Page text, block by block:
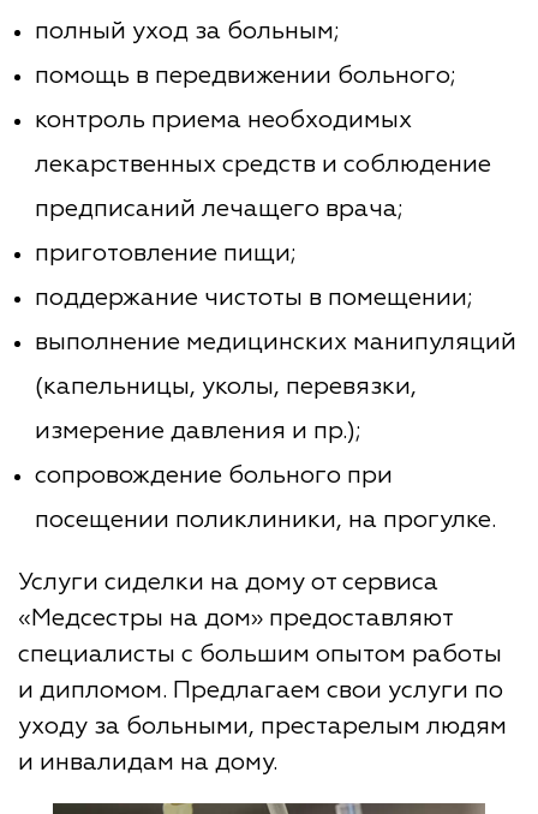
полный уход за больным;
помощь в передвижении больного;
контроль приема необходимых
лекарственных средств и соблюдение
предписаний лечащего врача;
приготовление пищи;
поддержание чистоты в помещении;
выполнение медицинских манипуляций
(капельницы, уколы, перевязки,
измерение давления и пр.);
сопровождение больного при
посещении поликлиники, на прогулке.
Услуги сиделки на дому от сервиса
«Медсестры на дом» предоставляют
специалисты с большим опытом работы
и дипломом. Предлагаем свои услуги по
уходу за больными, престарелым людям
и инвалидам на дому.